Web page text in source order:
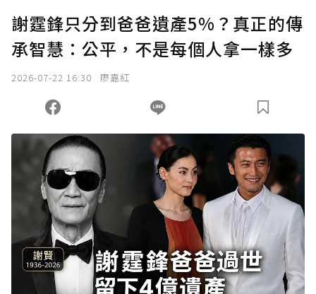
謝霆鋒只分到爸爸遺產5%？真正的傳
承智慧：公平，不是每個人拿一樣多
2026-07-22 16:30 廖嘉紅